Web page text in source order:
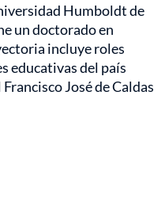
Humboldt de
un doctorado en
incluye roles
educativas del país
José de Caldas